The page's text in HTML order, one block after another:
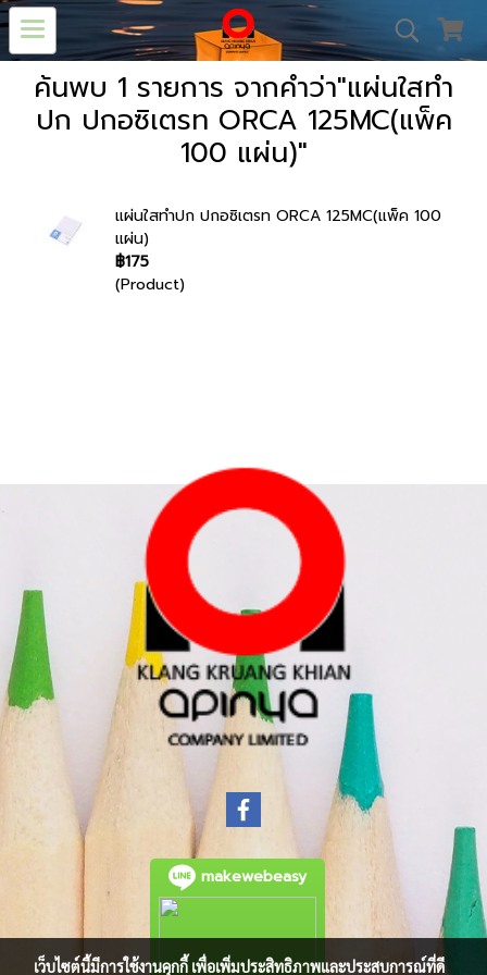
ค้นพบ 1 รายการ จากคำว่า"แผ่นใสทำ
ปก ปกอซิเตรท ORCA 125MC(แพ็ค
100 แผ่น)"
แผ่นใสทำปก ปกอซิเตรท ORCA 125MC(แพ็ค 100
แผ่น)
฿175
(Product)
makewebeasy
เว็บไซต์นี้มีการใช้งานคุกกี้ เพื่อเพิ่มประสิทธิภาพและประสบการณ์ที่ดี